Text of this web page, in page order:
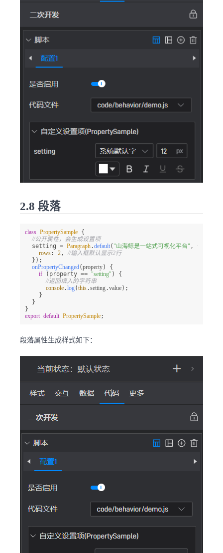
2.8 段落
class PropertySample {
//公开属性，会生成设置项
  setting =
Paragraph.default("山海鲸是一站式可视化平台" , {
rows: 2, //输入框默认显示2行
  });
onPropertyChanged(property) {
if (property == "setting" ) {
//返回填入的字符串
console.log(this.setting.value);
    }
  }
export default PropertySample;
段落属性生成样式如下：